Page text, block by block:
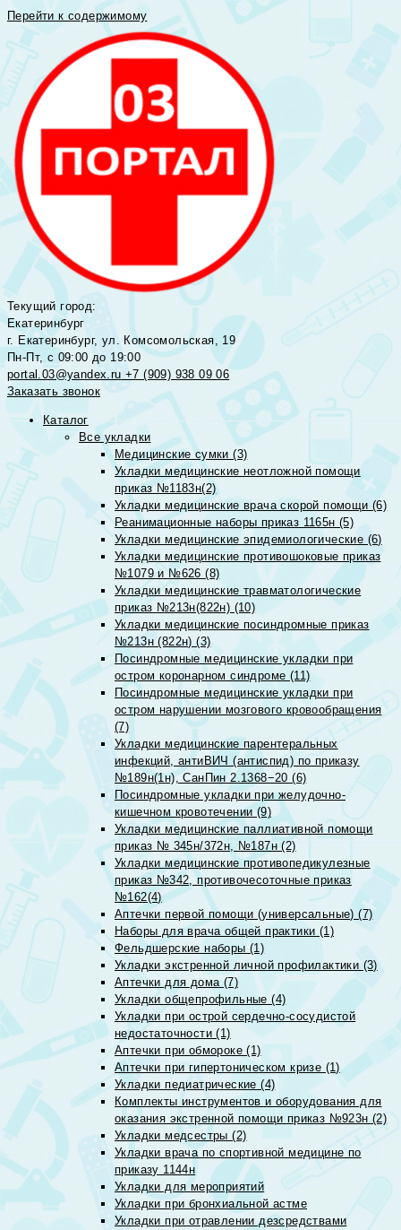
Перейти к содержимому
Текущий город:
Екатеринбург
г. Екатеринбург, ул. Комсомольская, 19
Пн-Пт, с 09:00 до 19:00
portal.03@yandex.ru +7 (909) 938 09 06
Заказать звонок
Каталог
Все укладки
Медицинские сумки (3)
Укладки медицинские неотложной помощи
приказ №1183н(2)
Укладки медицинские врача скорой помощи (6)
Реанимационные наборы приказ 1165н (5)
Укладки медицинские эпидемиологические (6)
Укладки медицинские противошоковые приказ
№1079 и №626 (8)
Укладки медицинские травматологические
приказ №213н(822н) (10)
Укладки медицинские посиндромные приказ
№213н (822н) (3)
Посиндромные медицинские укладки при
остром коронарном синдроме (11)
Посиндромные медицинские укладки при
остром нарушении мозгового кровообращения
(7)
Укладки медицинские парентеральных
инфекций, антиВИЧ (антиспид) по приказу
№189н(1н), СанПин 2.1368−20 (6)
Посиндромные укладки при желудочно-
кишечном кровотечении (9)
Укладки медицинские паллиативной помощи
приказ № 345н/372н, №187н (2)
Укладки медицинские противопедикулезные
приказ №342, противочесоточные приказ
№162(4)
Аптечки первой помощи (универсальные) (7)
Наборы для врача общей практики (1)
Фельдшерские наборы (1)
Укладки экстренной личной профилактики (3)
Аптечки для дома (7)
Укладки общепрофильные (4)
Укладки при острой сердечно-сосудистой
недостаточности (1)
Аптечки при обмороке (1)
Аптечки при гипертоническом кризе (1)
Укладки педиатрические (4)
Комплекты инструментов и оборудования для
оказания экстренной помощи приказ №923н (2)
Укладки медсестры (2)
Укладки врача по спортивной медицине по
приказу 1144н
Укладки для мероприятий
Укладки при бронхиальной астме
Укладки при отравлении дезсредствами